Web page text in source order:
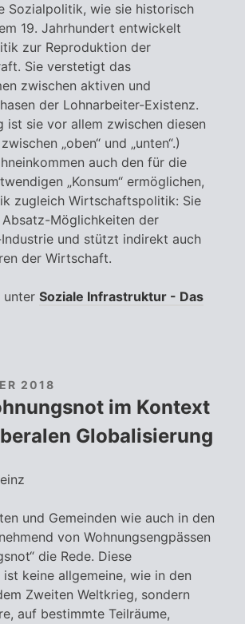
Sozialpolitik, wie sie historisch
19. Jahrhundert entwickelt
zur Reproduktion der
Sie verstetigt das
zwischen aktiven und
der Lohnarbeiter-Existenz.
ist sie vor allem zwischen diesen
„oben“ und „unten“.)
auch den für die
„Konsum“ ermöglichen,
zugleich Wirtschaftspolitik: Sie
Möglichkeiten der
und stützt indirekt auch
der Wirtschaft.
unter Soziale Infrastruktur - Das
im Kontext
Globalisierung
2018
und Gemeinden wie auch in den
von Wohnungsengpässen
die Rede. Diese
keine allgemeine, wie in den
Zweiten Weltkrieg, sondern
auf bestimmte Teilräume,